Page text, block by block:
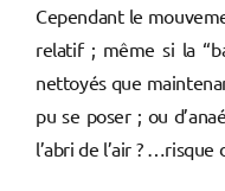
Cependant le
relatif ; même si la
nettoyés que
pu se poser ; ou
l’abri de l’air ? …risque